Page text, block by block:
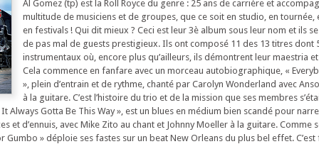
Al Gomez (tp) est la Roll Royce du genre : 25 ans de carrière et
multitude de musiciens et de groupes, que ce soit en studio, en tournée,
en festivals ! Qui dit mieux ? Ceci est leur 3è album sous leur nom et ils
de pas mal de guests prestigieux. Ils ont composé 11 des 13 titres dont
instrumentaux où, encore plus qu’ailleurs, ils démontrent leur maestria
Cela commence en fanfare avec un morceau autobiographique, «
», plein d’entrain et de rythme, chanté par Carolyn Wonderland avec
à la guitare. C’est l’histoire du trio et de la mission que ses membres
Always Gotta Be This Way », est un blues en médium bien scandé pour
et d’ennuis, avec Mike Zito au chant et Johnny Moeller à la guitare. Comme
Gumbo » déploie ses fastes sur un beat New Orleans du plus bel effet. C’est